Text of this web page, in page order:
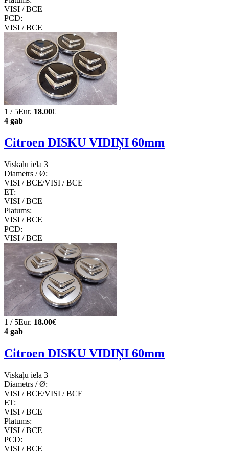
VISI / ВСЕ
PCD:
VISI / ВСЕ
1 / 5Eur. 18.00€
4 gab
Citroen DISKU VIDIŅI 60mm
Viskaļu iela 3
Diametrs / Ø:
VISI / ВСЕ/VISI / ВСЕ
ET:
VISI / ВСЕ
Platums:
VISI / ВСЕ
PCD:
VISI / ВСЕ
1 / 5Eur. 18.00€
4 gab
Citroen DISKU VIDIŅI 60mm
Viskaļu iela 3
Diametrs / Ø:
VISI / ВСЕ/VISI / ВСЕ
ET:
VISI / ВСЕ
Platums:
VISI / ВСЕ
PCD:
VISI / ВСЕ